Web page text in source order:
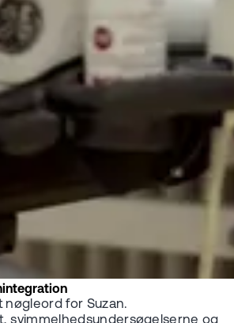
nøgleord for Suzan.
svimmelhedsundersøgelserne og